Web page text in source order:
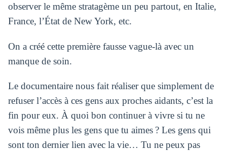
observer le même stratagème un peu partout, en Italie,
France, l’État de New York, etc.
On a créé cette première fausse vague-là avec un
manque de soin.
Le documentaire nous fait réaliser que simplement de
refuser l’accès à ces gens aux proches aidants, c’est la
fin pour eux. À quoi bon continuer à vivre si tu ne
vois même plus les gens que tu aimes ? Les gens qui
sont ton dernier lien avec la vie… Tu ne peux pas